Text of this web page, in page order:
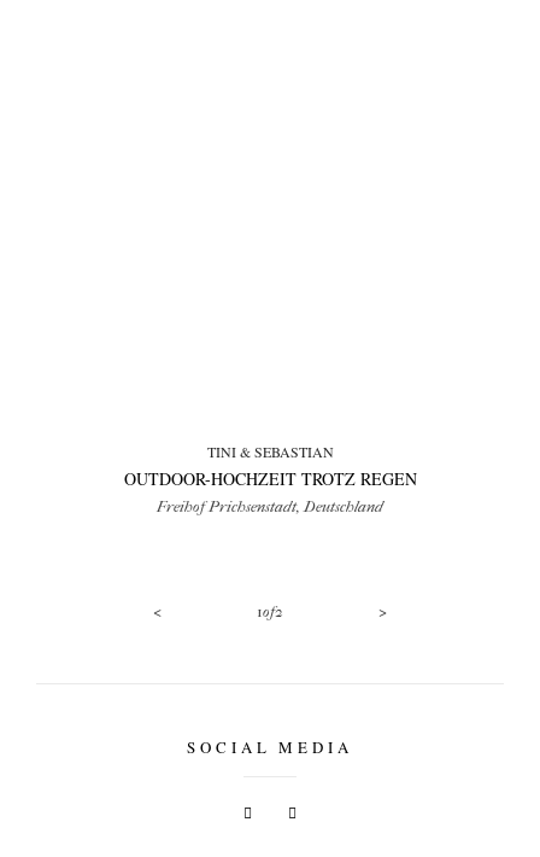
TINI & SEBASTIAN
OUTDOOR-HOCHZEIT TROTZ REGEN
Freihof Prichsenstadt, Deutschland
< 1of2 >
SOCIAL MEDIA